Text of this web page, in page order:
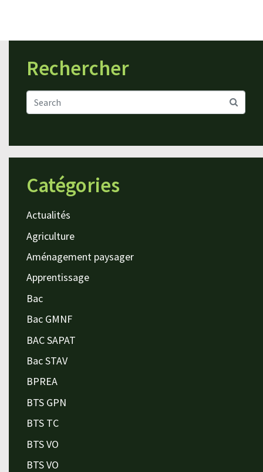
Rechercher
Catégories
Actualités
Agriculture
Aménagement paysager
Apprentissage
Bac
Bac GMNF
BAC SAPAT
Bac STAV
BPREA
BTS GPN
BTS TC
BTS VO
BTS VO